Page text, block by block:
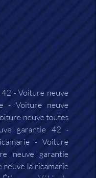
Voiture neuve
Voiture neuve
neuve toutes
garantie 42
Voiture
neuve garantie
la ricamarie